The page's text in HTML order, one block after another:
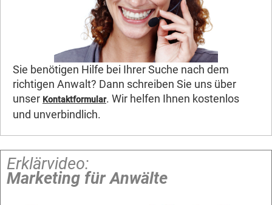
Sie benötigen Hilfe bei Ihrer Suche nach dem
richtigen Anwalt? Dann schreiben Sie uns über
unser Kontaktformular. Wir helfen Ihnen kostenlos
und unverbindlich.
Erklärvideo:
Marketing für Anwälte